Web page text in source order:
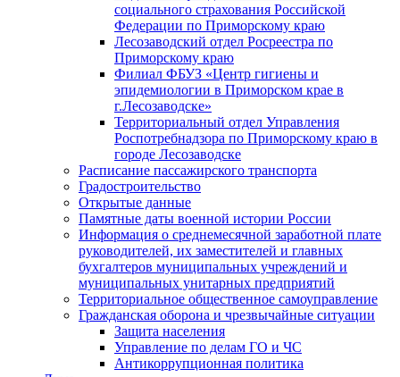
социального страхования Российской
Федерации по Приморскому краю
Лесозаводский отдел Росреестра по
Приморскому краю
Филиал ФБУЗ «Центр гигиены и
эпидемиологии в Приморском крае в
г.Лесозаводске»
Территориальный отдел Управления
Роспотребнадзора по Приморскому краю в
городе Лесозаводске
Расписание пассажирского транспорта
Градостроительство
Открытые данные
Памятные даты военной истории России
Информация о среднемесячной заработной плате
руководителей, их заместителей и главных
бухгалтеров муниципальных учреждений и
муниципальных унитарных предприятий
Территориальное общественное самоуправление
Гражданская оборона и чрезвычайные ситуации
Защита населения
Управление по делам ГО и ЧС
Антикоррупционная политика